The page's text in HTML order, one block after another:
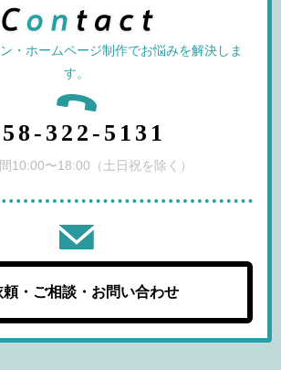
・ホームページ制作でお悩みを解決しま
す。
322-5131
10:00〜18:00（土日祝を除く）
頼・ご相談・お問い合わせ